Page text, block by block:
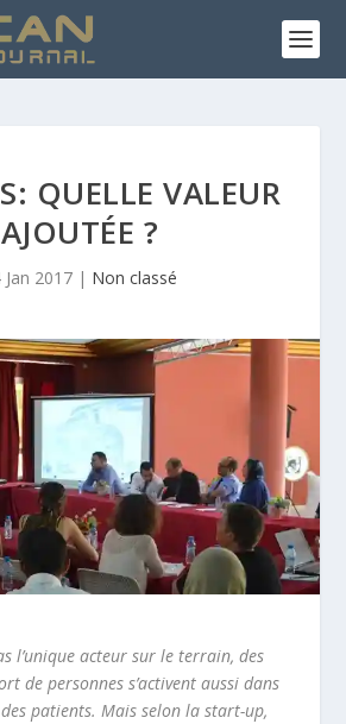
QUELLE VALEUR
AJOUTÉE ?
Jan 2017 | Non classé
l’unique acteur sur le terrain, des
de personnes s’activent aussi dans
patients. Mais selon la start-up,